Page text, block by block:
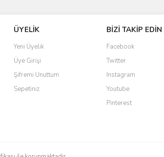
ÜYELİK
Yeni Üyelik
Üye Girişi
Şifremi Unuttum
Sepetiniz
BİZİ TAKİP EDİN
Facebook
Twitter
Instagram
Youtube
Pinterest